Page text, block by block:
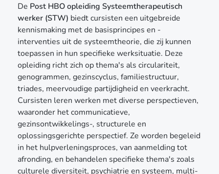
De Post HBO opleiding Systeemtherapeutisch
werker (STW) biedt cursisten een uitgebreide
kennismaking met de basisprincipes en -
interventies uit de systeemtheorie, die zij kunnen
toepassen in hun specifieke werksituatie. Deze
opleiding richt zich op thema's als circulariteit,
genogrammen, gezinscyclus, familiestructuur,
triades, meervoudige partijdigheid en veerkracht.
Cursisten leren werken met diverse perspectieven,
waaronder het communicatieve,
gezinsontwikkelings-, structurele en
oplossingsgerichte perspectief. Ze worden begeleid
in het hulpverleningsproces, van aanmelding tot
afronding, en behandelen specifieke thema's zoals
culturele diversiteit, psychiatrie en systeem, multi-